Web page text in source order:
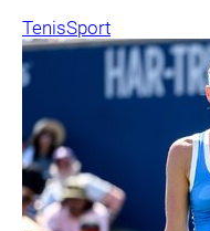
TenisSport